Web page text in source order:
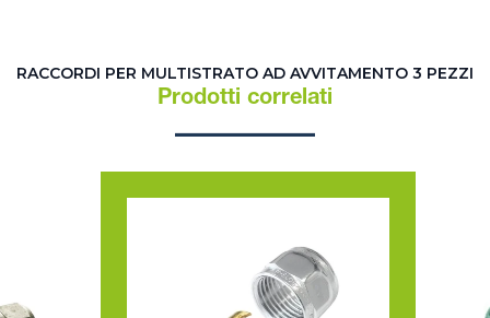
RACCORDI PER MULTISTRATO AD AVVITAMENTO 3 PEZZI
Prodotti correlati